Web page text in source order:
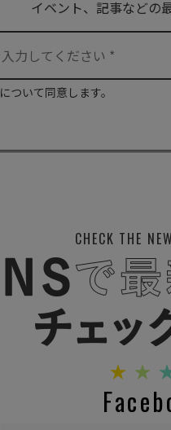
イベント、記事などの
について同意します。
CHECK THE